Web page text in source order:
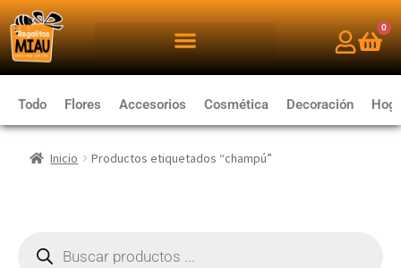
0
Todo Flores Accesorios Cosmética Decoración
Inicio Productos etiquetados “champú”